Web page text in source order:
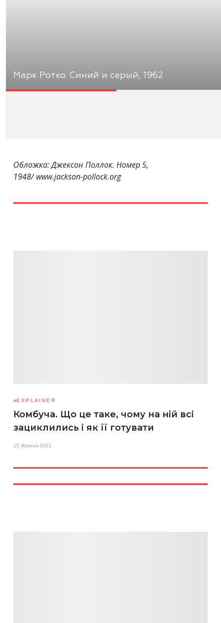
Марк Ротко. Синий и серый, 1962
Обложка: Джексон Поллок. Номер 5,
1948/ www.jackson-pollock.org
EXPLAINER
Комбуча. Що це таке, чому на ній всі
зациклились і як її готувати
15 Жовтня 2021